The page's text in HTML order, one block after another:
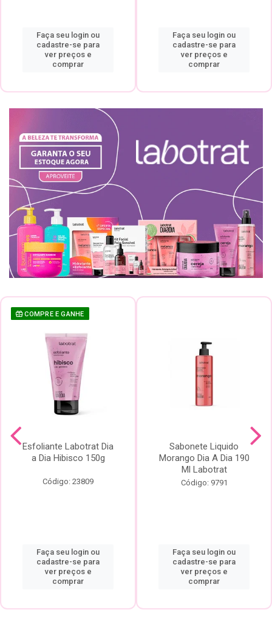
Faça seu login ou
cadastre-se para
ver preços e
comprar
Faça seu login ou
cadastre-se para
ver preços e
comprar
COMPRE E GANHE
Esfoliante Labotrat Dia
a Dia Hibisco 150g
Código: 23809
Faça seu login ou
cadastre-se para
ver preços e
comprar
Sabonete Liquido
Morango Dia A Dia 190
Ml Labotrat
Código: 9791
Faça seu login ou
cadastre-se para
ver preços e
comprar